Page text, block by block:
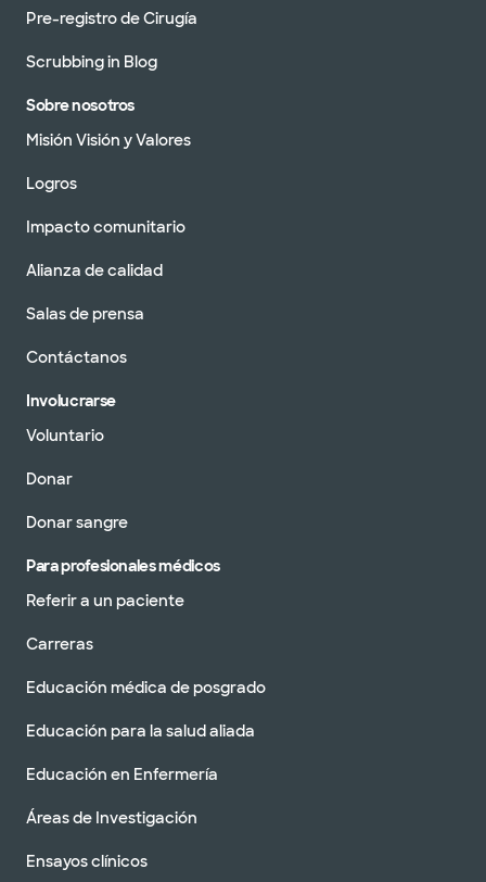
Pre-registro de Cirugía
Scrubbing in Blog
Sobre nosotros
Misión Visión y Valores
Logros
Impacto comunitario
Alianza de calidad
Salas de prensa
Contáctanos
Involucrarse
Voluntario
Donar
Donar sangre
Para profesionales médicos
Referir a un paciente
Carreras
Educación médica de posgrado
Educación para la salud aliada
Educación en Enfermería
Áreas de Investigación
Ensayos clínicos